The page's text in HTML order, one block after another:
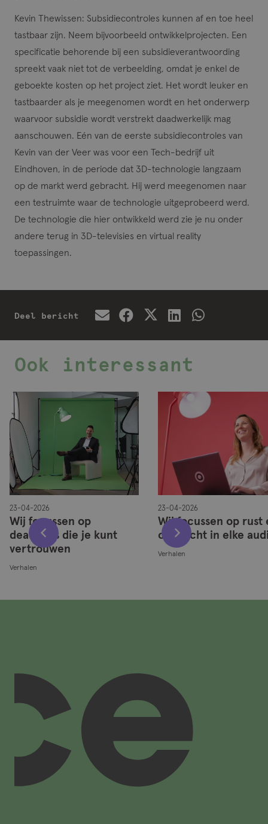
Kevin Thewissen: Subsidiecontroles kunnen af en toe heel
tastbaar zijn. Neem bijvoorbeeld ontwikkelprojecten. Een
specificatie behorende bij een subsidieverantwoording
spreekt vaak niet tot de verbeelding, omdat je enkel de
geboekte kosten op het project ziet. Het wordt leuker en
tastbaarder als je meegenomen wordt en het onderwerp
waarvoor subsidie wordt verstrekt daadwerkelijk mag
aanschouwen. Eén van de eerste subsidiecontroles van
Kevin van der Veer was voor een Tech-bedrijf uit
Eindhoven, in de periode dat 3D-technologie langzaam
op de markt werd gebracht. Hij werd meegenomen naar
een testruimte waar de technologie uitgeprobeerd werd.
De technologie die hier ontwikkeld werd zie je nu onder
andere terug in 3D-televisies en virtual reality
toepassingen.
Deel bericht
Ook interessant
23-04-2026
Wij focussen op
deadlines die je kunt
vertrouwen
Verhalen
23-04-2026
Wij focussen op rust
overzicht in elke
Verhalen